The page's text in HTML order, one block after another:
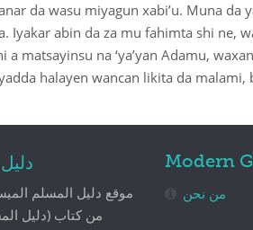
da wasu miyagun xabi’u. Muna
Iyakar abin da za mu fahimta shi ne,
a matsayinsu na ‘ya’yan Adamu,
halayen wancan likita da
موقع دليل المسلم
من كتاب (دليل
Modern
من نحن